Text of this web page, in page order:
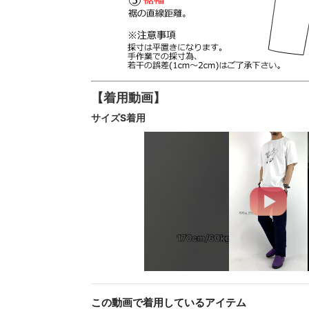
【着用動画】
サイズS着用
この動画で着用しているアイテム